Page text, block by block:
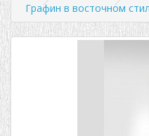
Графин в восточном